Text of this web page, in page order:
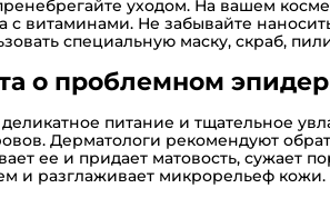
уходом. На вашем
витаминами. Не забывайте
специальную маску, скраб,
о проблемном
питание и тщательное
Дерматологи рекомендуют
ее и придает матовость, сужает
и разглаживает микрорельеф кожи.